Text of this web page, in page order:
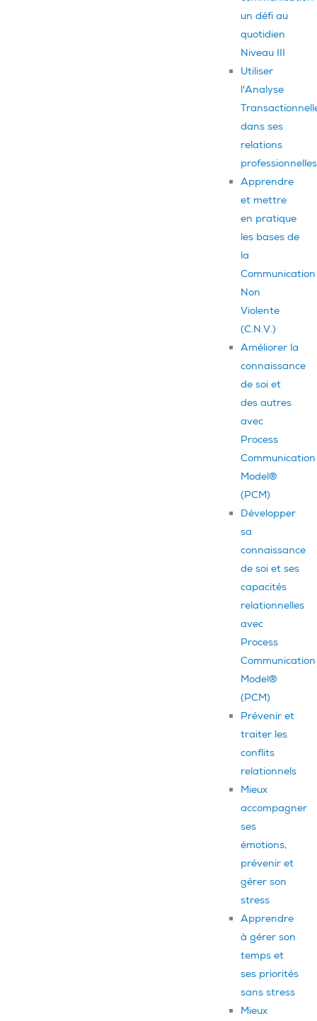
un défi au
quotidien
Niveau III
Utiliser
l'Analyse
dans ses
relations
professionnelles
Apprendre
et mettre
en pratique
les bases de
la
Communication
Non
Violente
(C.N.V.)
Améliorer la
connaissance
de soi et
des autres
avec
Process
Communication
Model®
(PCM)
Développer
sa
connaissance
de soi et ses
capacités
relationnelles
avec
Process
Communication
Model®
(PCM)
Prévenir et
traiter les
conflits
relationnels
Mieux
accompagner
ses
émotions,
prévenir et
gérer son
stress
Apprendre
à gérer son
temps et
ses priorités
sans stress
Mieux